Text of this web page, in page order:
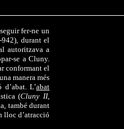
fer-ne un
942), durant el
autoritzava a
se a Cluny.
conformant el
manera més
L’abat
(Cluny II,
també durant
lloc d’atracció